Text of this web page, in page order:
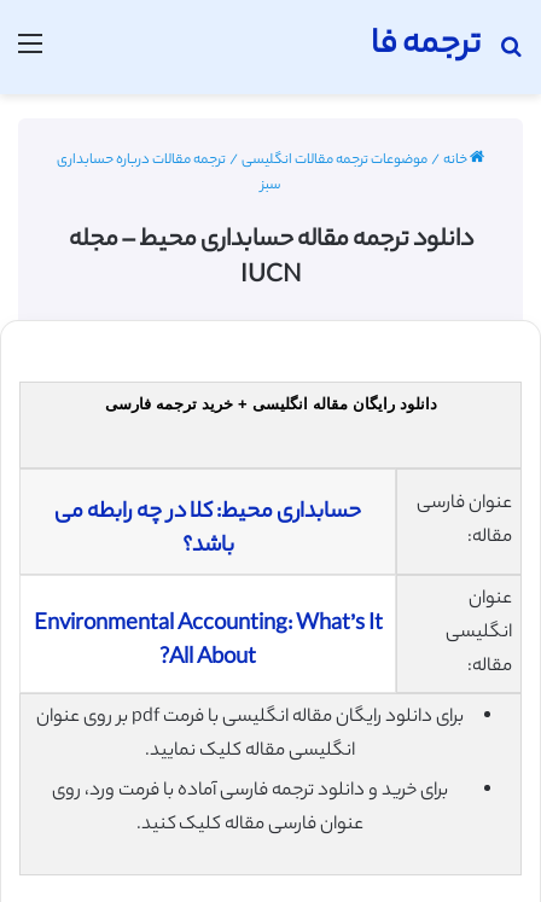
ترجمه فا
جستجو برای
خانه/موضوعات ترجمه مقالات انگلیسی/ترجمه مقالات درباره حسابداری
سبز
دانلود ترجمه مقاله حسابداری محیط – مجله
IUCN
دانلود رایگان مقاله انگلیسی + خرید ترجمه فارسی
عنوان فارسی
مقاله:
حسابداری محیط: کلا در چه رابطه می
باشد؟
عنوان
انگلیسی
مقاله:
Environmental Accounting: What’s It
All About?
برای دانلود رایگان مقاله انگلیسی با فرمت pdf بر روی عنوان
انگلیسی مقاله کلیک نمایید.
برای خرید و دانلود ترجمه فارسی آماده با فرمت ورد، روی
عنوان فارسی مقاله کلیک کنید.